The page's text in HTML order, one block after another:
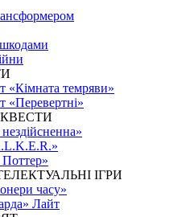
«Кімната темряви»
«Перевертні»
Поттер»
ІГРИ
часу»
Лайт